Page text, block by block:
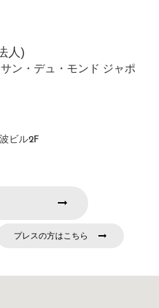
人)
ン・デュ・モンド ジャポ
ビル2F
プレスの方はこちら